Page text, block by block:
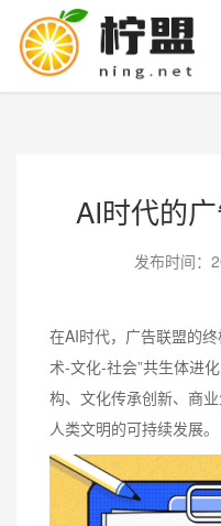
AI时代的
发布时间：
在AI时代，广告联盟的
术-文化-社会”共生体进
构、文化传承创新、商
人类文明的可持续发展。